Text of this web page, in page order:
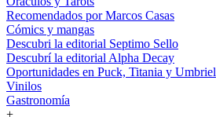
Recomendados por Marcos Casas
Cómics y mangas
Descubri la editorial Septimo Sello
Descubrí la editorial Alpha Decay
Oportunidades en Puck, Titania y Umbriel
Vinilos
Gastronomía
+